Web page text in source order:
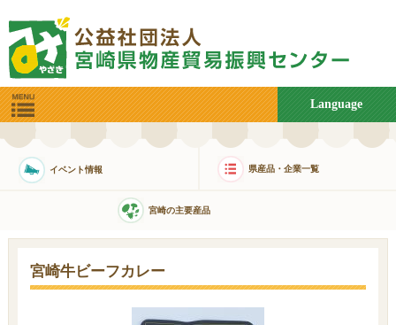
Language
イベント情報 県産品・企業一覧
宮崎の主要産品
宮崎牛ビーフカレー